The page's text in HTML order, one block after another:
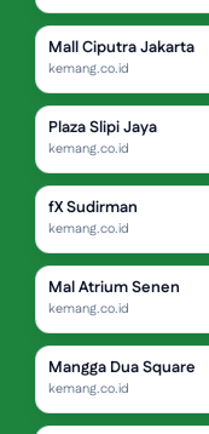
Mall Ciputra Jakarta
kemang.co.id
Plaza Slipi Jaya
kemang.co.id
fX Sudirman
kemang.co.id
Mal Atrium Senen
kemang.co.id
Mangga Dua Square
kemang.co.id